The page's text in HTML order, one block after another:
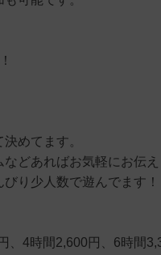
めてます。
どあればお気軽にお伝
り少人数で遊んでます！
、4時間2,600円、6時間